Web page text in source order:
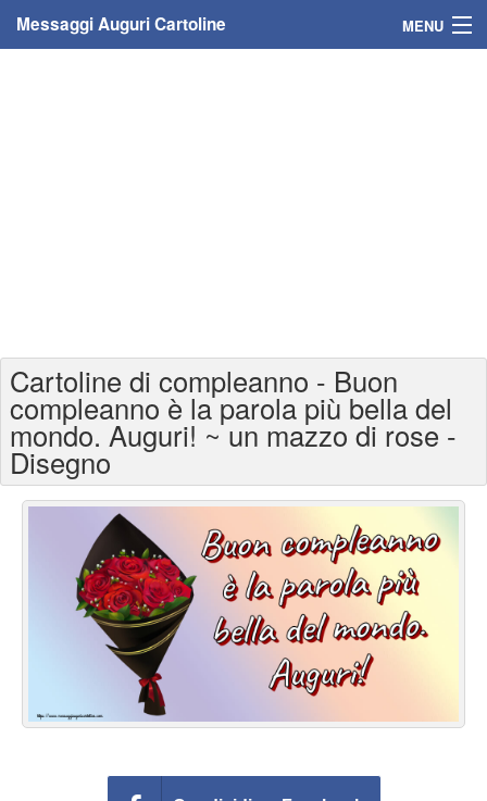
Messaggi Auguri Cartoline MENU
Cartoline auguri anni
Cartoline giorni anno
Cartoline giorni settimana
Cartoline musicali
Cartoline animate
Cartoline di compleanno - Buon
compleanno è la parola più bella del
mondo. Auguri! ~ un mazzo di rose -
Disegno